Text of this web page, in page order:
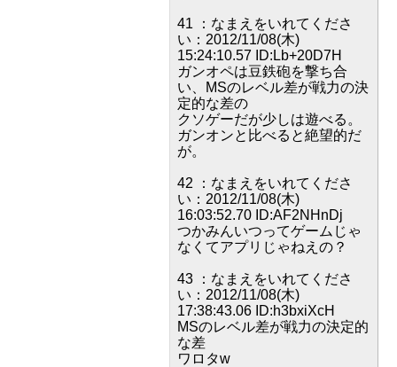
41 ：なまえをいれてくださ
い：2012/11/08(木)
15:24:10.57 ID:Lb+20D7H
ガンオペは豆鉄砲を撃ち合
い、MSのレベル差が戦力の決
定的な差の
クソゲーだが少しは遊べる。
ガンオンと比べると絶望的だ
が。
42 ：なまえをいれてくださ
い：2012/11/08(木)
16:03:52.70 ID:AF2NHnDj
つかみんいつってゲームじゃ
なくてアプリじゃねえの？
43 ：なまえをいれてくださ
い：2012/11/08(木)
17:38:43.06 ID:h3bxiXcH
MSのレベル差が戦力の決定的
な差
ワロタw